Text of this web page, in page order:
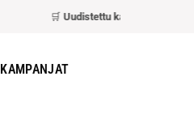
Uudistettu kassa
KAMPANJAT